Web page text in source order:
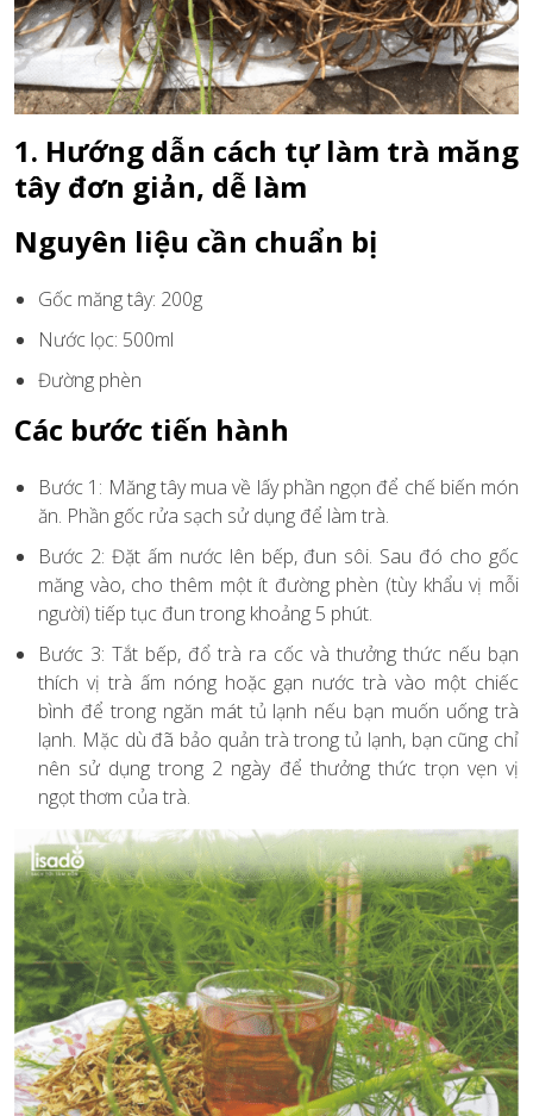
1. Hướng dẫn cách tự làm trà măng
tây đơn giản, dễ làm
Nguyên liệu cần chuẩn bị
Gốc măng tây: 200g
Nước lọc: 500ml
Đường phèn
Các bước tiến hành
Bước 1: Măng tây mua về lấy phần ngọn để chế biến món
ăn. Phần gốc rửa sạch sử dụng để làm trà.
Bước 2: Đặt ấm nước lên bếp, đun sôi. Sau đó cho gốc
măng vào, cho thêm một ít đường phèn (tùy khẩu vị mỗi
người) tiếp tục đun trong khoảng 5 phút.
Bước 3: Tắt bếp, đổ trà ra cốc và thưởng thức nếu bạn
thích vị trà ấm nóng hoặc gạn nước trà vào một chiếc
bình để trong ngăn mát tủ lạnh nếu bạn muốn uống trà
lạnh. Mặc dù đã bảo quản trà trong tủ lạnh, bạn cũng chỉ
nên sử dụng trong 2 ngày để thưởng thức trọn vẹn vị
ngọt thơm của trà.